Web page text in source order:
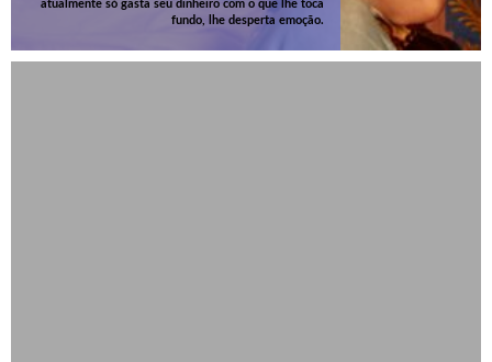
atualmente só gasta seu dinheiro com o que lhe toca
fundo, lhe desperta emoção.